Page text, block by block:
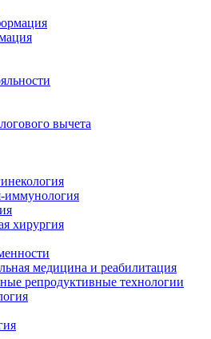
вычета
иммунология
хирургия
медицина и реабилитация
репродуктивные технологии